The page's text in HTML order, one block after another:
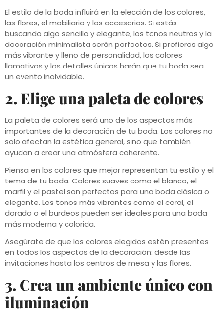
El estilo de la boda influirá en la elección de los colores,
las flores, el mobiliario y los accesorios. Si estás
buscando algo sencillo y elegante, los tonos neutros y la
decoración minimalista serán perfectos. Si prefieres algo
más vibrante y lleno de personalidad, los colores
llamativos y los detalles únicos harán que tu boda sea
un evento inolvidable.
2. Elige una paleta de colores
La paleta de colores será uno de los aspectos más
importantes de la decoración de tu boda. Los colores no
solo afectan la estética general, sino que también
ayudan a crear una atmósfera coherente.
Piensa en los colores que mejor representan tu estilo y el
tema de tu boda. Colores suaves como el blanco, el
marfil y el pastel son perfectos para una boda clásica o
elegante. Los tonos más vibrantes como el coral, el
dorado o el burdeos pueden ser ideales para una boda
más moderna y colorida.
Asegúrate de que los colores elegidos estén presentes
en todos los aspectos de la decoración: desde las
invitaciones hasta los centros de mesa y las flores.
3. Crea un ambiente único con
iluminación